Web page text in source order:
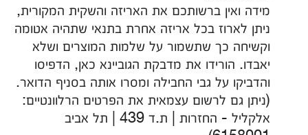
מידה ואין ברשותכם את האריזה והשקית המקורית,
ניתן לארוז בכל אריזה אחרת בתנאי שתהיה אטומה
וקשיחה כך שתשמור על שלמות המוצרים ושלא
יאבדו. הורידו את מדבקת הגוביינא כאן, הדפיסו
והדביקו על גבי החבילה ומסרו אותה בסניף הדואר.
(ניתן גם לרשום עצמאית את הפרטים הרלוונטיים:
אלקליל - החזרות | ת.ד 439 | תל אביב